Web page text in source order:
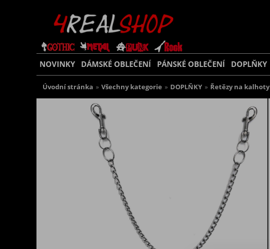
NOVINKY DÁMSKÉ OBLEČENÍ PÁNSKÉ OBLEČENÍ DOPLŇKY
Úvodní stránka » Všechny kategorie » DOPLŇKY » Řetězy na kalhoty